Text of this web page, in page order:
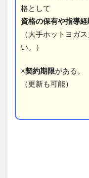
格として
資格の保有や指導経
（大手ホットヨガ
い。）
×契約期限がある。
（更新も可能）